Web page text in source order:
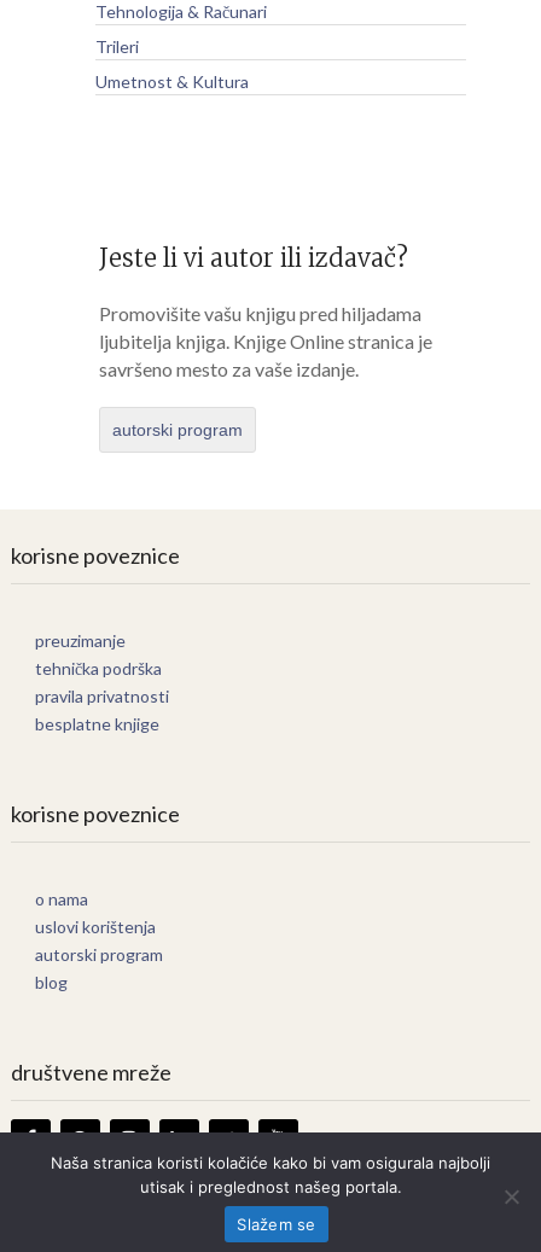
Tehnologija & Računari
Trileri
Umetnost & Kultura
Jeste li vi autor ili izdavač?
Promovišite vašu knjigu pred hiljadama
ljubitelja knjiga. Knjige Online stranica je
savršeno mesto za vaše izdanje.
autorski program
korisne poveznice
preuzimanje
tehnička podrška
pravila privatnosti
besplatne knjige
korisne poveznice
o nama
uslovi korištenja
autorski program
blog
društvene mreže
Knjige OnlineCopyright © 2026.
Prava zadržana. Bilo kakvo kopiranje strogo zabranjeno.
Naša stranica koristi kolačiće kako bi vam osigurala najbolji
utisak i preglednost našeg portala.
Slažem se